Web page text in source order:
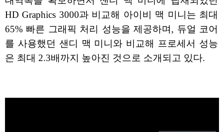
HD Graphics 3000과 비교해 아이비 맥 미니는 최대
65% 빠른 그래픽 처리 성능을 제공하며, 듀얼 코어
를 사용했던 샌디 맥 미니와 비교해 프로세서 성능
은 최대 2.3배까지 높아진 것으로 소개되고 있다.